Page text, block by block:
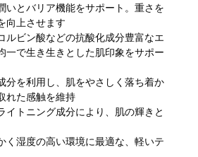
いとバリア機能をサポート。重さを
向上させます
ルビン酸などの抗酸化成分豊富なエ
一で生き生きとした肌印象をサポー
分を利用し、肌をやさしく落ち着か
れた感触を維持
トニング成分により、肌の輝きと
く湿度の高い環境に最適な、軽いテ